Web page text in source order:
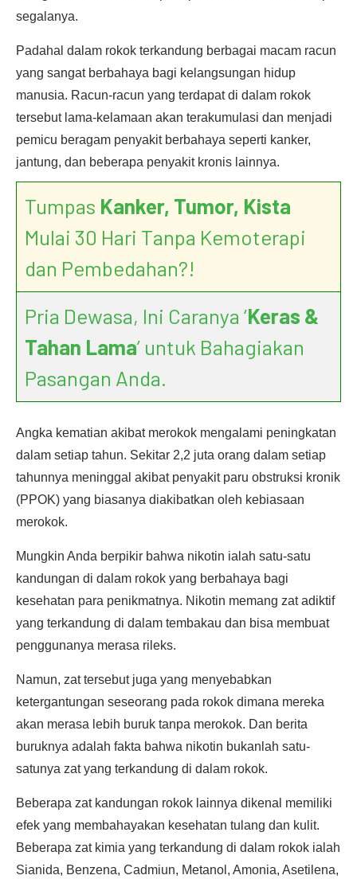
segalanya.
Padahal dalam rokok terkandung berbagai macam racun
yang sangat berbahaya bagi kelangsungan hidup
manusia. Racun-racun yang terdapat di dalam rokok
tersebut lama-kelamaan akan terakumulasi dan menjadi
pemicu beragam penyakit berbahaya seperti kanker,
jantung, dan beberapa penyakit kronis lainnya.
Tumpas Kanker, Tumor, Kista
Mulai 30 Hari Tanpa Kemoterapi
dan Pembedahan?!
Pria Dewasa, Ini Caranya ‘Keras &
Tahan Lama’ untuk Bahagiakan
Pasangan Anda.
Angka kematian akibat merokok mengalami peningkatan
dalam setiap tahun. Sekitar 2,2 juta orang dalam setiap
tahunnya meninggal akibat penyakit paru obstruksi kronik
(PPOK) yang biasanya diakibatkan oleh kebiasaan
merokok.
Mungkin Anda berpikir bahwa nikotin ialah satu-satu
kandungan di dalam rokok yang berbahaya bagi
kesehatan para penikmatnya. Nikotin memang zat adiktif
yang terkandung di dalam tembakau dan bisa membuat
penggunanya merasa rileks.
Namun, zat tersebut juga yang menyebabkan
ketergantungan seseorang pada rokok dimana mereka
akan merasa lebih buruk tanpa merokok. Dan berita
buruknya adalah fakta bahwa nikotin bukanlah satu-
satunya zat yang terkandung di dalam rokok.
Beberapa zat kandungan rokok lainnya dikenal memiliki
efek yang membahayakan kesehatan tulang dan kulit.
Beberapa zat kimia yang terkandung di dalam rokok ialah
Sianida, Benzena, Cadmiun, Metanol, Amonia, Asetilena,